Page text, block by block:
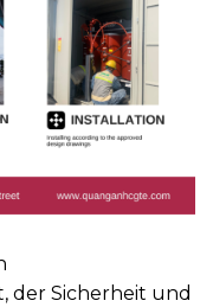
der Sicherheit und